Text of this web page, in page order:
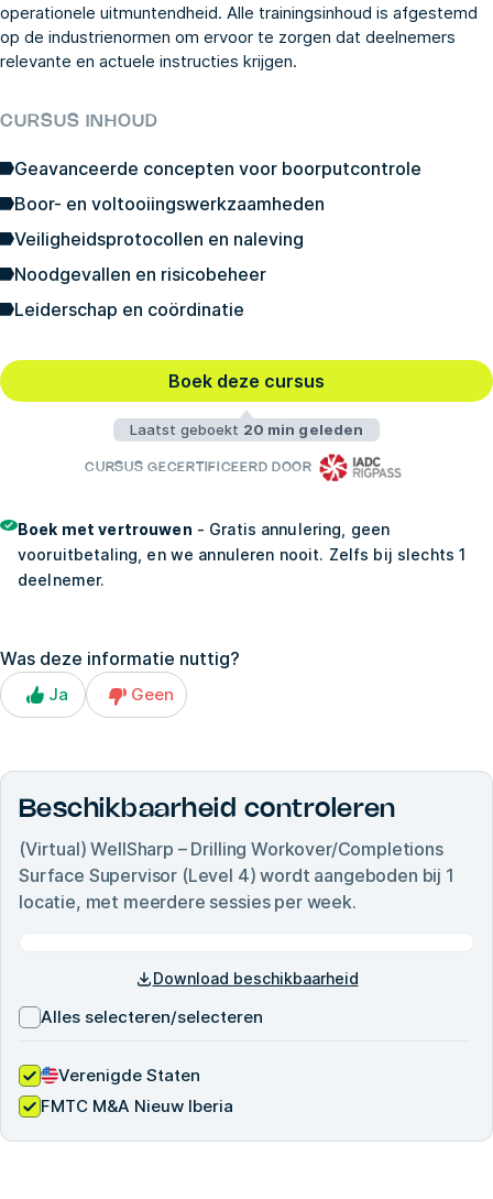
operationele uitmuntendheid. Alle trainingsinhoud is afgestemd
op de industrienormen om ervoor te zorgen dat deelnemers
relevante en actuele instructies krijgen.
CURSUS INHOUD
Geavanceerde concepten voor boorputcontrole
Boor- en voltooiingswerkzaamheden
Veiligheidsprotocollen en naleving
Noodgevallen en risicobeheer
Leiderschap en coördinatie
Boek deze cursus
Laatst geboekt 20 min geleden
CURSUS GECERTIFICEERD DOOR
Boek met vertrouwen - Gratis annulering, geen
vooruitbetaling, en we annuleren nooit. Zelfs bij slechts 1
deelnemer.
Was deze informatie nuttig?
Ja Geen
Beschikbaarheid controleren
(Virtual) WellSharp – Drilling Workover/Completions
Surface Supervisor (Level 4) wordt aangeboden bij 1
locatie, met meerdere sessies per week.
Download beschikbaarheid
Alles selecteren/selecteren
Verenigde Staten
FMTC M&A Nieuw Iberia